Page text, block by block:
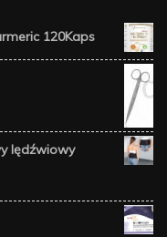
120Kaps
lędźwiowy